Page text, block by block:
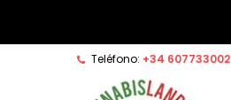
Teléfono: +34 607733002